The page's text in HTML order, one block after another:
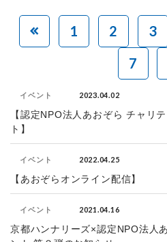
1 2 3
7
イベント 2023.04.02
【認定NPO法人あおぞら チャリ
ト】
イベント 2022.04.25
【あおぞらオンライン配信】
イベント 2021.04.16
京都ハンナリーズ×認定NPO法